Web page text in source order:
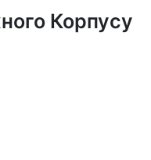
Корпусу